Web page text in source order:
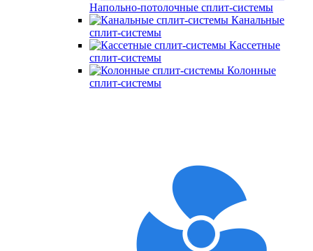
Напольно-потолочные сплит-системы
Канальные
сплит-системы
Кассетные
сплит-системы
Колонные
сплит-системы